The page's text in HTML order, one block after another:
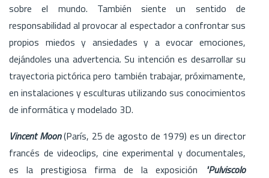
sobre el mundo. También siente un sentido de
responsabilidad al provocar al espectador a confrontar sus
propios miedos y ansiedades y a evocar emociones,
dejándoles una advertencia. Su intención es desarrollar su
trayectoria pictórica pero también trabajar, próximamente,
en instalaciones y esculturas utilizando sus conocimientos
de informática y modelado 3D.
Vincent Moon(París, 25 de agosto de 1979) es un director
francés de videoclips, cine experimental y documentales,
es la prestigiosa firma de la exposición
"Pulviscolo